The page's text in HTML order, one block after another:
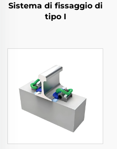
Sistema di fissaggio di
tipo I